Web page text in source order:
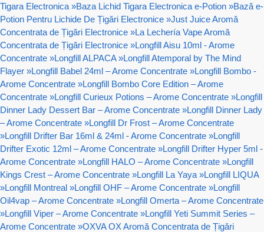
Tigara Electronica »Baza Lichid Tigara Electronica e-Potion »Bază e-
Potion Pentru Lichide De Țigări Electronice »Just Juice Aromă
Concentrata de Țigări Electronice »La Lechería Vape Aromă
Concentrata de Țigări Electronice »Longfill Aisu 10ml - Arome
Concentrate »Longfill ALPACA »Longfill Atemporal by The Mind
Flayer »Longfill Babel 24ml – Arome Concentrate »Longfill Bombo -
Arome Concentrate »Longfill Bombo Core Edition – Arome
Concentrate »Longfill Curieux Potions – Arome Concentrate »Longfill
Dinner Lady Dessert Bar – Arome Concentrate »Longfill Dinner Lady
– Arome Concentrate »Longfill Dr Frost – Arome Concentrate
»Longfill Drifter Bar 16ml & 24ml - Arome Concentrate »Longfill
Drifter Exotic 12ml – Arome Concentrate »Longfill Drifter Hyper 5ml -
Arome Concentrate »Longfill HALO – Arome Concentrate »Longfill
Kings Crest – Arome Concentrate »Longfill La Yaya »Longfill LIQUA
»Longfill Montreal »Longfill OHF – Arome Concentrate »Longfill
Oil4vap – Arome Concentrate »Longfill Omerta – Arome Concentrate
»Longfill Viper – Arome Concentrate »Longfill Yeti Summit Series –
Arome Concentrate »OXVA OX Aromă Concentrata de Țigări